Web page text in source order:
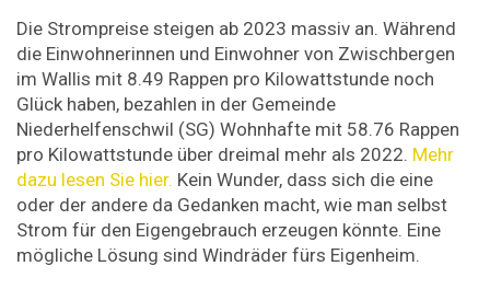
Die Strompreise steigen ab 2023 massiv an. Während
die Einwohnerinnen und Einwohner von Zwischbergen
im Wallis mit 8.49 Rappen pro Kilowattstunde noch
Glück haben, bezahlen in der Gemeinde
Niederhelfenschwil (SG) Wohnhafte mit 58.76 Rappen
pro Kilowattstunde über dreimal mehr als 2022. Mehr
dazu lesen Sie hier. Kein Wunder, dass sich die eine
oder der andere da Gedanken macht, wie man selbst
Strom für den Eigengebrauch erzeugen könnte. Eine
mögliche Lösung sind Windräder fürs Eigenheim.